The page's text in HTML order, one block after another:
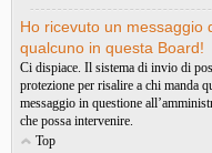
Ho ricevuto un messaggio
qualcuno in questa Board!
Ci dispiace. Il sistema di invio di
protezione per risalire a chi manda
messaggio in questione
che possa intervenire.
Top